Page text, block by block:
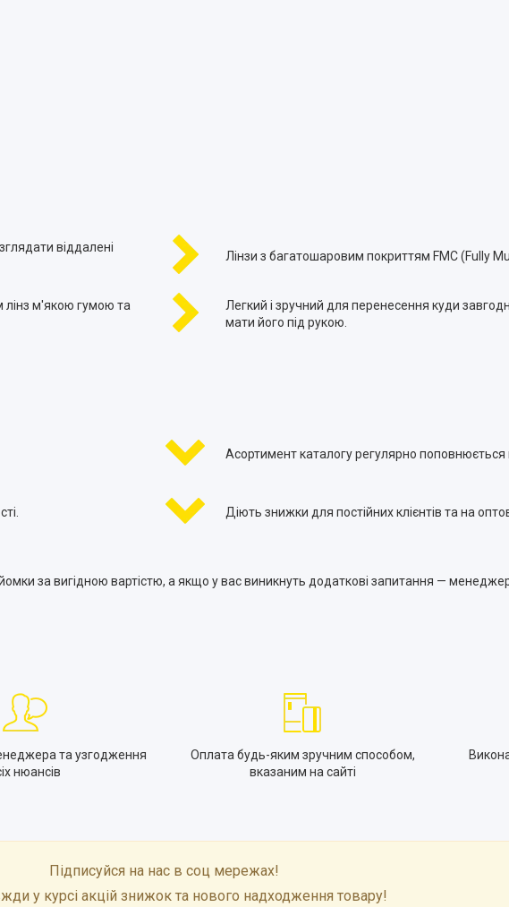
віддалені
лінз м'якою гумою та
Лінзи з багатошаровим покриттям FMC (Fully
Легкий і зручний для перенесення куди
мати його під рукою.
Асортимент каталогу регулярно
Діють знижки для постійних клієнтів та на
за вигідною вартістю, а якщо у вас виникнуть додаткові запитання —
та узгодження
нюансів
Оплата будь-яким зручним способом,
вказаним на сайті
Підписуйся на нас в соц мережах!
у курсі акцій знижок та нового надходження товару!